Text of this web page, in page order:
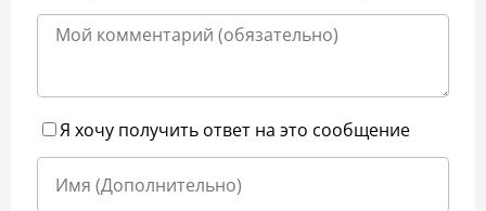
Я хочу получить ответ на это сообщение